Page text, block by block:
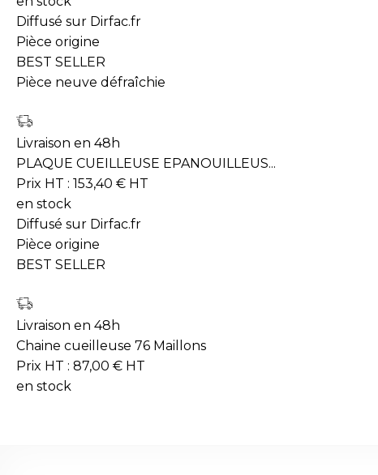
Diffusé sur Dirfac.fr
Pièce origine
BEST SELLER
Pièce neuve défraîchie
Livraison en 48h
PLAQUE CUEILLEUSE EPANOUILLEUS...
Prix HT : 153,40 € HT
en stock
Diffusé sur Dirfac.fr
Pièce origine
BEST SELLER
Livraison en 48h
Chaine cueilleuse 76 Maillons
Prix HT : 87,00 € HT
en stock